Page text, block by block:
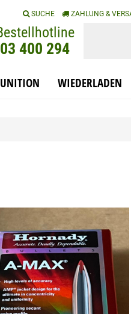
SUCHE ZAHLUNG &
400 294
WIEDERLADEN